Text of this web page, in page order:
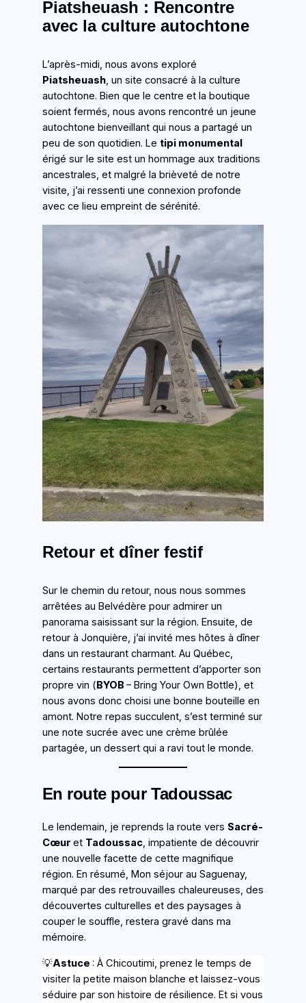
Piatsheuash : Rencontre
avec la culture autochtone
L’après-midi, nous avons exploré
Piatsheuash, un site consacré à la culture
autochtone. Bien que le centre et la boutique
soient fermés, nous avons rencontré un jeune
autochtone bienveillant qui nous a partagé un
peu de son quotidien. Le tipi monumental
érigé sur le site est un hommage aux traditions
ancestrales, et malgré la brièveté de notre
visite, j’ai ressenti une connexion profonde
avec ce lieu empreint de sérénité.
Retour et dîner festif
Sur le chemin du retour, nous nous sommes
arrêtées au Belvédère pour admirer un
panorama saisissant sur la région. Ensuite, de
retour à Jonquière, j’ai invité mes hôtes à dîner
dans un restaurant charmant. Au Québec,
certains restaurants permettent d’apporter son
propre vin ( BYOB – Bring Your Own Bottle), et
nous avons donc choisi une bonne bouteille en
amont. Notre repas succulent, s’est terminé sur
une note sucrée avec une crème brûlée
partagée, un dessert qui a ravi tout le monde.
En route pour Tadoussac
Le lendemain, je reprends la route vers Sacré-
Cœur et Tadoussac, impatiente de découvrir
une nouvelle facette de cette magnifique
région. En résumé, Mon séjour au Saguenay,
marqué par des retrouvailles chaleureuses, des
découvertes culturelles et des paysages à
couper le souffle, restera gravé dans ma
mémoire.
💡Astuce : À Chicoutimi, prenez le temps de
visiter la petite maison blanche et laissez-vous
séduire par son histoire de résilience. Et si vous